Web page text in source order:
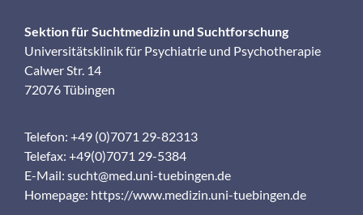
Sektion für Suchtmedizin und Suchtforschung
Universitätsklinik für Psychiatrie und Psychotherapie
Calwer Str. 14
72076 Tübingen
Telefon: +49 (0)7071 29-82313
Telefax: +49(0)7071 29-5384
E-Mail: sucht@med.uni-tuebingen.de
Homepage: https://www.medizin.uni-tuebingen.de